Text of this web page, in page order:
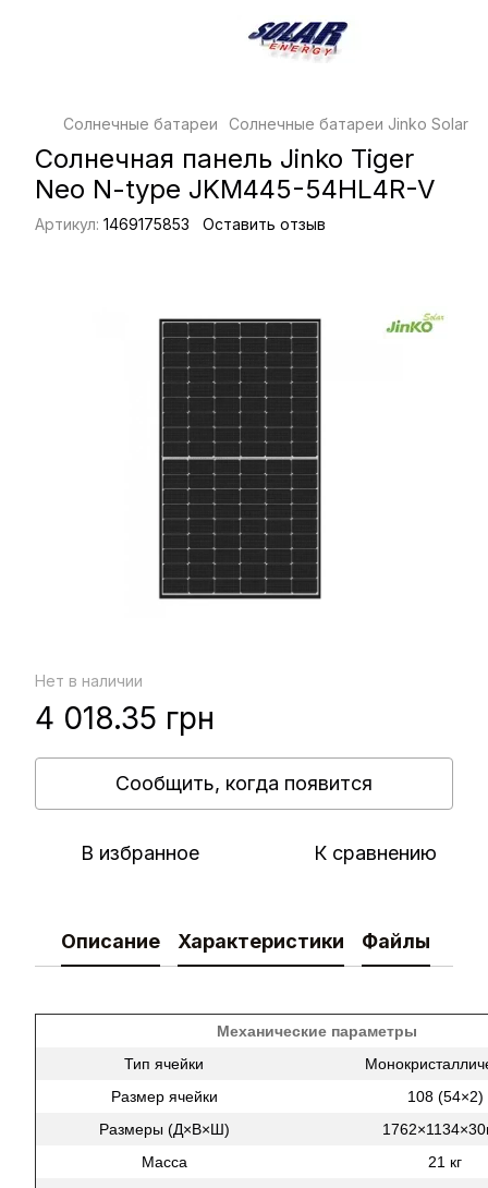
Солнечные батареи Солнечные батареи Jinko Solar
Солнечная панель Jinko Tiger
Neo N-type JKM445-54HL4R-V
Артикул: 1469175853 Оставить отзыв
Нет в наличии
4 018.35 грн
Сообщить, когда появится
В избранное К сравнению
Описание Характеристики Файлы
Механические параметры
Тип ячейки
Размер ячейки
108 (54×2)
Размеры (Д×B×Ш)
Масса
21 кг